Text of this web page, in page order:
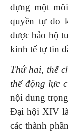
dựng một
quyền tự do
được bảo hộ
kinh tế tự tin
Thứ hai, thể
thế động lực
nội dung
Đại hội XIV là
các thành